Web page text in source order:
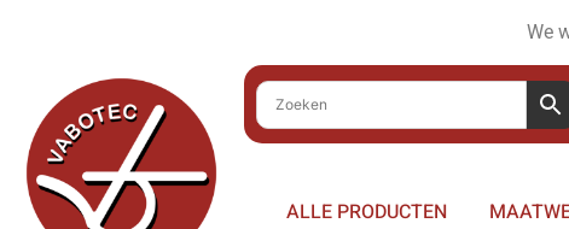
We
ALLE PRODUCTEN